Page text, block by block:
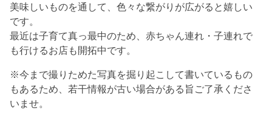
美味しいものを通して、色々な繋がりが広がると嬉しい
です。
最近は子育て真っ最中のため、赤ちゃん連れ・子連れで
も行けるお店も開拓中です。
※今まで撮りためた写真を掘り起こして書いているもの
もあるため、若干情報が古い場合がある旨ご了承くださ
いませ。